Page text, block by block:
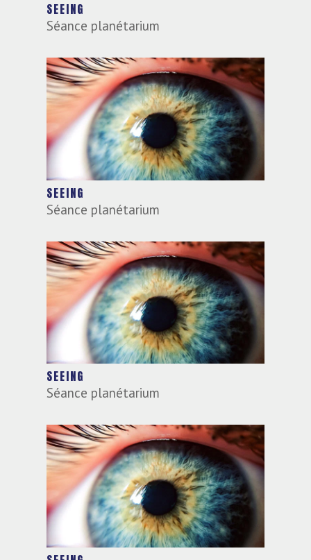
SEEING
Séance planétarium
SEEING
Séance planétarium
SEEING
Séance planétarium